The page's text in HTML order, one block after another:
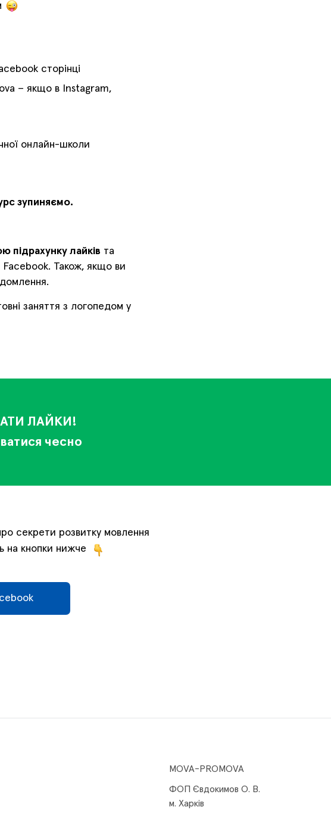
сторінці
зупиняємо.
підрахунку лайків та
Facebook. Також, якщо ви
– якщо в Instagram,
онлайн-школи
заняття з логопедом у
ЛАЙКИ!
чесно
секрети розвитку мовлення
на кнопки нижче
MOVA-PROMOVA
ФОП Євдокимов О. В.
м. Харків